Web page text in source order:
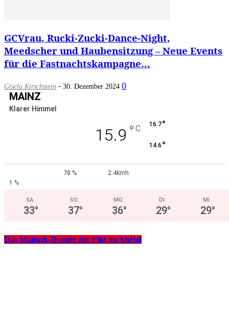
GCVrau, Rucki-Zucki-Dance-Night,
Meedscher und Haubensitzung – Neue Events
für die Fastnachtskampagne...
Gisela Kirschstein - 30. Dezember 2024 0
MAINZ
Klarer Himmel
15.9 ° C 16.7°
14.6 °
78 %
2.4kmh
1 %
SA.
33°
SO.
37°
MO.
36°
DI.
29°
MI.
29°
Das Mainz&-Dossier zur Flut im Ahrtal